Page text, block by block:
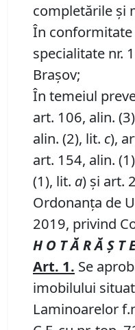
completările și
În conformitate
specialitate nr.
Brașov;
În temeiul
art. 106, alin.
alin. (2), lit. c),
art. 154, alin.
(1), lit. a) și art.
Ordonanța de
2019, privind
H O T Ă R Ă Ş T
Art. 1. Se
imobilului
Laminoarelor